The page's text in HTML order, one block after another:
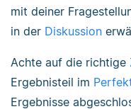
mit deiner
in der Diskussion
Achte auf die richtige
Ergebnisteil im
Ergebnisse